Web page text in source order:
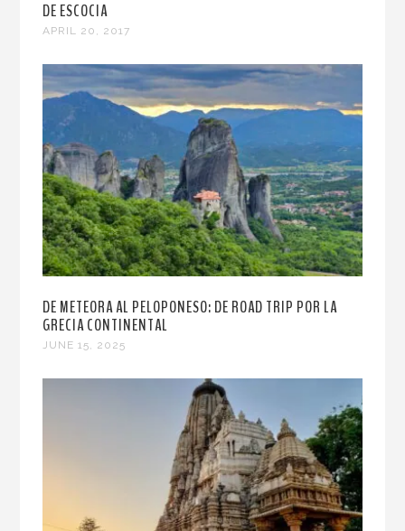
DE ESCOCIA
APRIL 20, 2017
DE METEORA AL PELOPONESO: DE ROAD TRIP POR LA
GRECIA CONTINENTAL
JUNE 15, 2025